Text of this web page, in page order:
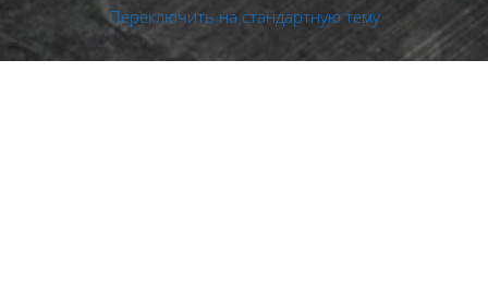
Переключить на стандартную тему